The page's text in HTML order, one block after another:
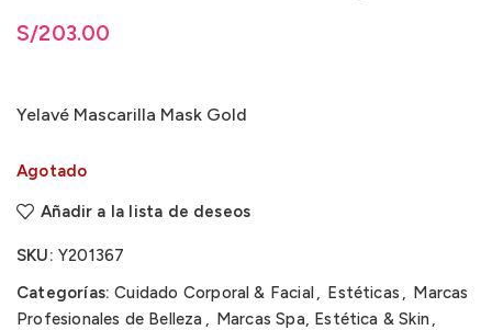
S/203.00
Yelavé Mascarilla Mask Gold
Agotado
Añadir a la lista de deseos
SKU: Y201367
Categorías: Cuidado Corporal & Facial, Estéticas , Marcas
Profesionales de Belleza , Marcas Spa, Estética & Skin,